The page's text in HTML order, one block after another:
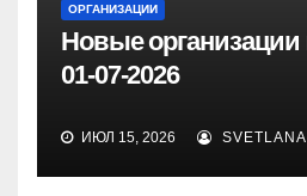
ОРГАНИЗАЦИИ
Новые организации
01-07-2026
ИЮЛ 15, 2026